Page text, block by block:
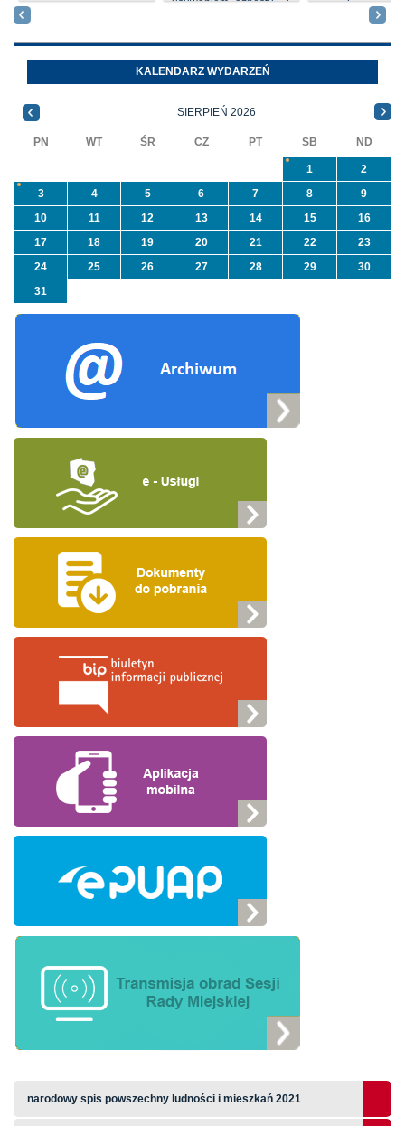
azbest w ramach
programu
priorytetowego
nieruchomości nr
Oleszycach
Orzeszkowej.
informacji ...
KALENDARZ WYDARZEŃ
SIERPIEŃ 2026
PN WT ŚR CZ PT SB ND
1
2
3
4 5 6 7 8
9
10
11 12 13 14 15
16
17
18 19 20 21 22
23
24
25 26 27 28 29
30
31
narodowy spis powszechny ludności i mieszkań 2021